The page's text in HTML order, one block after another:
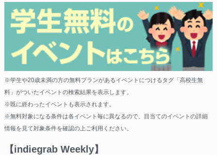
※学生や20歳未満の方の無料プランがあるイベントにつけるタグ「高校生無
料」がついたイベントの検索結果を表示します。
※既に終わったイベントも表示されます。
※無料対象になる条件は各イベント毎に異なるので、目当てのイベントの詳細
情報を見て対象条件を確認の上ご利用ください。
【indiegrab Weekly】